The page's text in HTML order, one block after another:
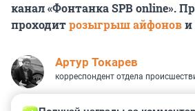
канал «Фонтанка SPB online».
проходитрозыгрыш айфонови
Артур Токарев
корреспондент отдела